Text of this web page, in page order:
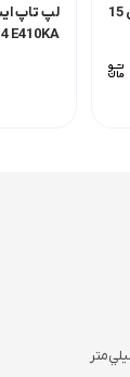
لپ تاپ ام اس آی مدل مدرن 15
لپ تاپ
E410KA